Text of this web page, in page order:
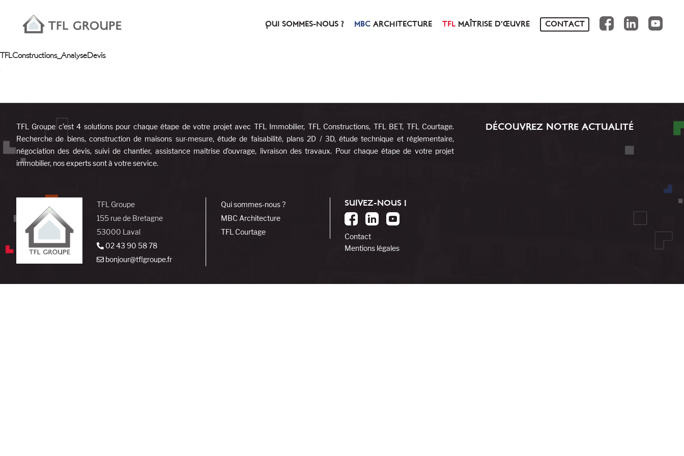
QUI SOMMES-NOUS ? ARCHITECTURE MAÎTRISE D’ŒUVRE CONTACT
FB IN YT
TFLConstructions_AnalyseDevis
TFL Groupe c’est 4 solutions pour chaque étape de votre projet avec TFL Immobilier, TFL Constructions, TFL BET, TFL Courtage.
Recherche de biens, construction de maisons sur-mesure, étude de faisabilité, plans 2D / 3D, étude technique et réglementaire,
négociation des devis, suivi de chantier, assistance maîtrise d’ouvrage, livraison des travaux. Pour chaque étape de votre projet
immobilier, nos experts sont à votre service.
TFL Groupe
155 rue de Bretagne
53000 Laval
02 43 90 58 78
bonjour@tflgroupe.fr
Qui sommes-nous ?
MBC Architecture
TFL Courtage
SUIVEZ-NOUS !
Contact
Mentions légales
DÉCOUVREZ NOTRE ACTUALITÉ